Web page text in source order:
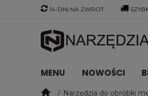
14-DNI NA ZWROT
MENU NOWOŚCI
Narzędzia do obróbki